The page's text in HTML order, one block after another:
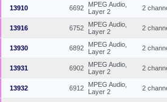
13910 6692
MPEG Audio,
Layer 2
2
13916 6752
MPEG Audio,
Layer 2
2
13930 6892
MPEG Audio,
Layer 2
2
13931 6902
MPEG Audio,
Layer 2
2
13932 6912
MPEG Audio,
Layer 2
2